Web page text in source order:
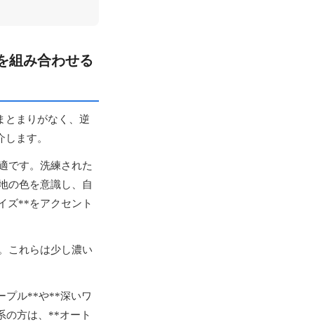
組み合わせる
とまりがなく、逆
ます。
です。洗練された
の色を意識し、自
ズ**をアクセント
これらは少し濃い
プル**や**深いワ
の方は、**オート